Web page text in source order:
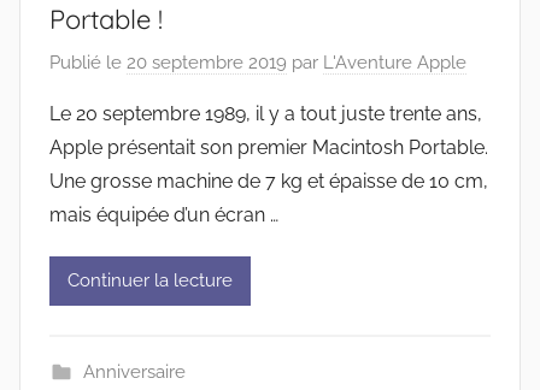
Portable !
Publié le 20 septembre 2019 par L'Aventure Apple
Le 20 septembre 1989, il y a tout juste trente ans,
Apple présentait son premier Macintosh Portable.
Une grosse machine de 7 kg et épaisse de 10 cm,
mais équipée d’un écran …
Continuer la lecture
Anniversaire